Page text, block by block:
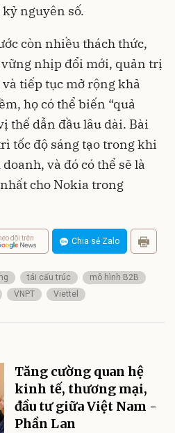
nguyên số.
còn nhiều thách thức,
nhịp đổi mới, quản trị
tiếp tục mở rộng khả
họ có thể biến “quả
thế dẫn đầu lâu dài. Bài
tốc độ sáng tạo trong khi
và đó có thể sẽ là
cho Nokia trong
dõi trên Chia sẻ Zalo
tái cấu trúc
mô hình B2B
VNPT Viettel
Tăng cường quan hệ
kinh tế, thương mại,
đầu tư giữa Việt Nam -
Phần Lan